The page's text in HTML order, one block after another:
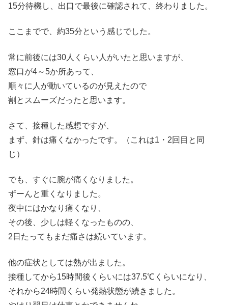
15分待機し、出口で最後に確認されて、終わりました。
ここまでで、約35分という感じでした。
常に前後には30人くらい人がいたと思いますが、
窓口が4～5か所あって、
順々に人が動いているのが見えたので
割とスムーズだったと思います。
さて、接種した感想ですが、
まず、針は痛くなかったです。（これは1・2回目と同
じ）
でも、すぐに腕が痛くなりました。
ずーんと重くなりました。
夜中にはかなり痛くなり、
その後、少しは軽くなったものの、
2日たってもまだ痛さは続いています。
他の症状としては熱が出ました。
接種してから15時間後くらいには37.5℃くらいになり、
それから24時間くらい発熱状態が続きました。